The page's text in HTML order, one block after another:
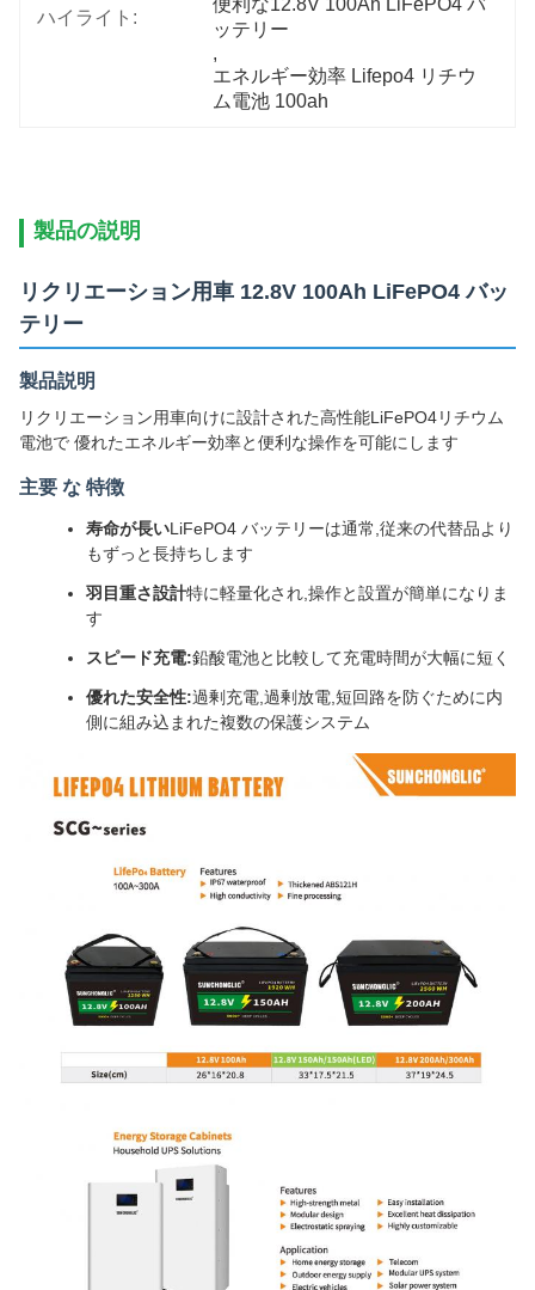
ハイライト:
便利な12.8V 100Ah LiFePO4 バ
ッテリー
,
エネルギー効率 Lifepo4 リチウ
ム電池 100ah
製品の説明
リクリエーション用車 12.8V 100Ah LiFePO4 バッ
テリー
製品説明
リクリエーション用車向けに設計された高性能LiFePO4リチウム
電池で 優れたエネルギー効率と便利な操作を可能にします
主要 な 特徴
寿命が長いLiFePO4 バッテリーは通常,従来の代替品より
もずっと長持ちします
羽目重さ設計特に軽量化され,操作と設置が簡単になりま
す
スピード充電:鉛酸電池と比較して充電時間が大幅に短く
優れた安全性:過剰充電,過剰放電,短回路を防ぐために内
側に組み込まれた複数の保護システム